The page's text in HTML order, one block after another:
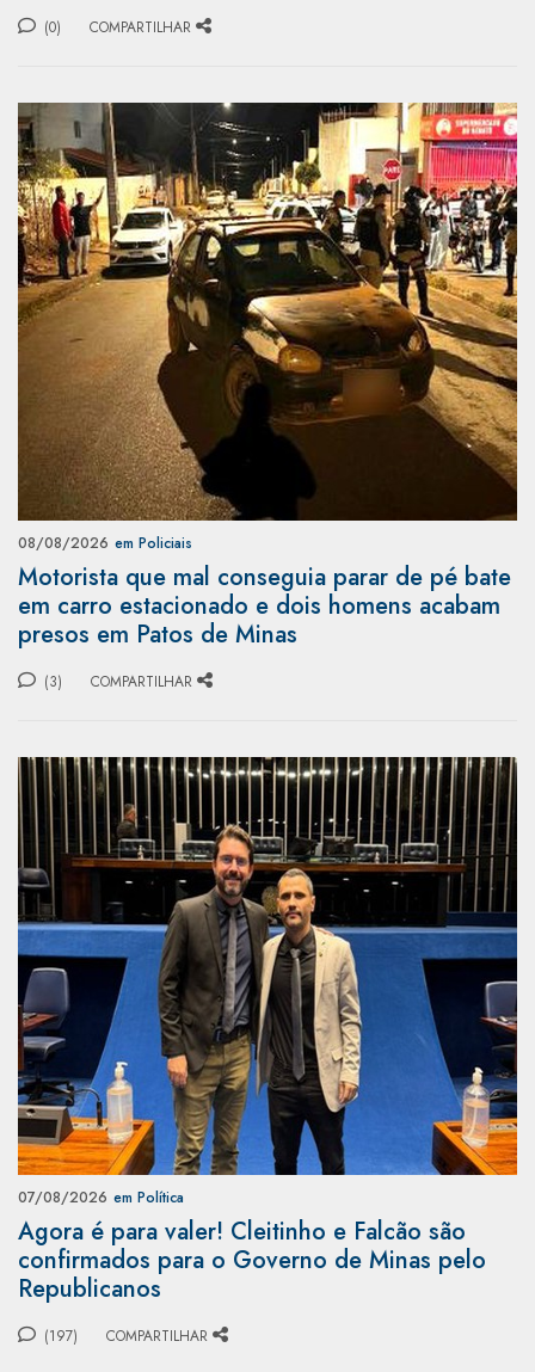
(0) COMPARTILHAR
08/08/2026 em Policiais
Motorista que mal conseguia parar de pé bate
em carro estacionado e dois homens acabam
presos em Patos de Minas
(3) COMPARTILHAR
07/08/2026 em Política
Agora é para valer! Cleitinho e Falcão são
confirmados para o Governo de Minas pelo
Republicanos
(197) COMPARTILHAR